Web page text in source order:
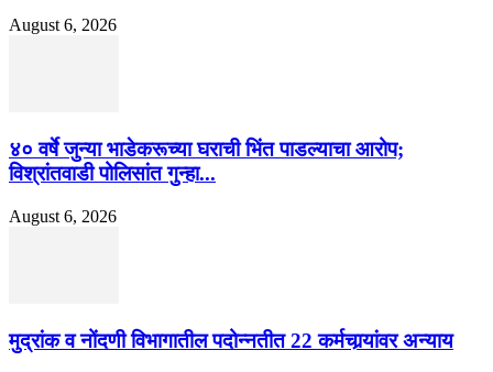
August 6, 2026
४० वर्षे जुन्या भाडेकरूच्या घराची भिंत पाडल्याचा आरोप;
विश्रांतवाडी पोलिसांत गुन्हा...
August 6, 2026
मुद्रांक व नोंदणी विभागातील पदोन्नतीत 22 कर्मचार्‍यांवर अन्याय